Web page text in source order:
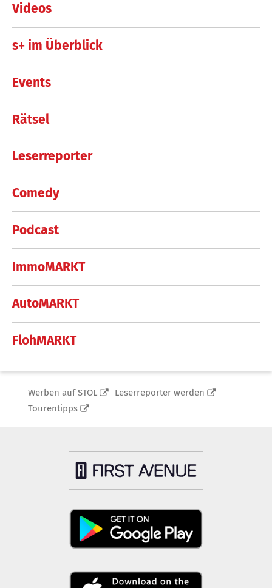
Videos
s+ im Überblick
Events
Rätsel
Leserreporter
Comedy
Podcast
ImmoMARKT
AutoMARKT
FlohMARKT
Werben auf STOL
Leserreporter werden
Tourentipps